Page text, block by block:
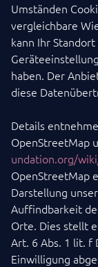
Umständen
vergleichbare
kann Ihr
haben. Der
diese
Details
OpenStreetMap
undation.org/
OpenStreetMap
Darstellung
Auffindbarkeit
Orte. Dies stellt
Art. 6 Abs. 1 lit. f
Einwilligung